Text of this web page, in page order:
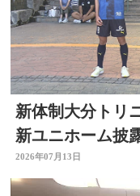
新体制大分トリ
新ユニホーム披
歩」リーグ開幕
2026年07月13日